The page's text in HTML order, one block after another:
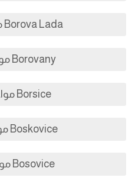
Borova Lada مواعيد الصلاة
Borovany مواعيد الصلاة
Borsice مواعيد الصلاة
Boskovice مواعيد الصلاة
Bosovice مواعيد الصلاة